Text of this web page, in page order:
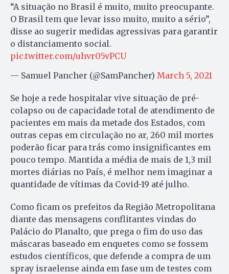
“A situação no Brasil é muito, muito preocupante.
O Brasil tem que levar isso muito, muito a sério”,
disse ao sugerir medidas agressivas para garantir
o distanciamento social.
pic.twitter.com/uhvr05vPCU
— Samuel Pancher (@SamPancher) March 5, 2021
Se hoje a rede hospitalar vive situação de pré-
colapso ou de capacidade total de atendimento de
pacientes em mais da metade dos Estados, com
outras cepas em circulação no ar, 260 mil mortes
poderão ficar para trás como insignificantes em
pouco tempo. Mantida a média de mais de 1,3 mil
mortes diárias no País, é melhor nem imaginar a
quantidade de vítimas da Covid-19 até julho.
Como ficam os prefeitos da Região Metropolitana
diante das mensagens conflitantes vindas do
Palácio do Planalto, que prega o fim do uso das
máscaras baseado em enquetes como se fossem
estudos científicos, que defende a compra de um
spray israelense ainda em fase um de testes com